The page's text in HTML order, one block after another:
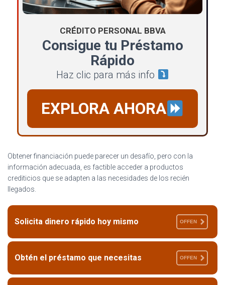
CRÉDITO PERSONAL BBVA
Consigue tu Préstamo
Rápido
Haz clic para más info
EXPLORA AHORA
Obtener financiación puede parecer un desafío, pero con la
información adecuada, es factible acceder a productos
crediticios que se adapten a las necesidades de los recién
llegados.
Solicita dinero rápido hoy mismo OFFEN
Obtén el préstamo que necesitas OFFEN